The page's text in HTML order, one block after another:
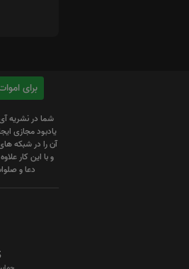
برای اموات خود
شما در نشریه
یادبود مجازی
آن را در شبکه
و با این کار
دعا و